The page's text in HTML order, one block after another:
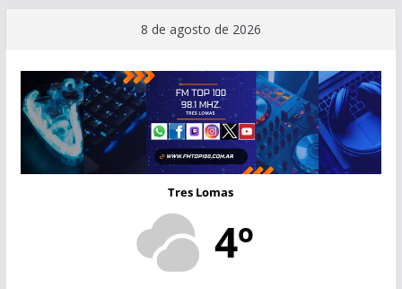
contenido
8 de agosto de 2026
Tres Lomas
4º